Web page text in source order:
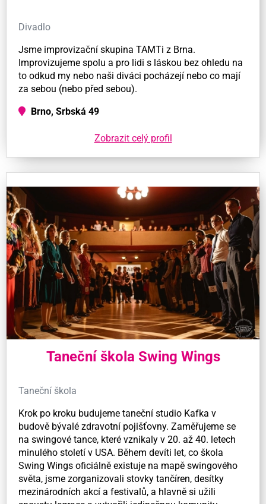
Divadlo
Jsme improvizační skupina TAMTi z Brna.
Improvizujeme spolu a pro lidi s láskou bez ohledu na
to odkud my nebo naši diváci pocházejí nebo co mají
za sebou (nebo před sebou).
Brno, Srbská 49
Zobrazit celý profil
Taneční škola Swing Wings
Taneční škola
Krok po kroku budujeme taneční studio Kafka v
budově bývalé zdravotní pojišťovny. Zaměřujeme se
na swingové tance, které vznikaly v 20. až 40. letech
minulého století v USA. Během devíti let, co škola
Swing Wings oficiálně existuje na mapě swingového
světa, jsme zorganizovali stovky tančíren, desítky
mezinárodních akcí a festivalů, a hlavně si užili